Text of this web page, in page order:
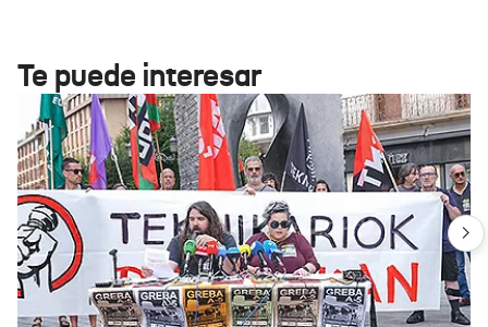
Te puede interesar